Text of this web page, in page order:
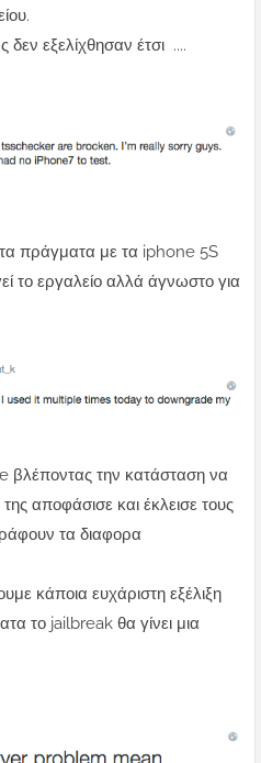
εξελίχθησαν έτσι ....
τα πράγματα με τα iphone 5S
το εργαλείο αλλά άγνωστο για
βλέποντας την κατάσταση να
αποφάσισε και έκλεισε τους
τα διαφορα
κάποια ευχάριστη εξέλιξη
το jailbreak θα γίνει μια